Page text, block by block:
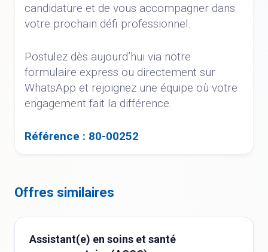
candidature et de vous accompagner dans
votre prochain défi professionnel.
Postulez dès aujourd’hui via notre
formulaire express ou directement sur
WhatsApp et rejoignez une équipe où votre
engagement fait la différence.
Référence : 80-00252
Offres similaires
Assistant(e) en soins et santé